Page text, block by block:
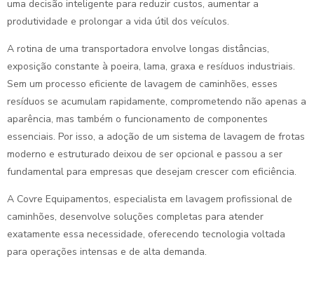
uma decisão inteligente para reduzir custos, aumentar a
produtividade e prolongar a vida útil dos veículos.
A rotina de uma transportadora envolve longas distâncias,
exposição constante à poeira, lama, graxa e resíduos industriais.
Sem um processo eficiente de lavagem de caminhões, esses
resíduos se acumulam rapidamente, comprometendo não apenas a
aparência, mas também o funcionamento de componentes
essenciais. Por isso, a adoção de um sistema de lavagem de frotas
moderno e estruturado deixou de ser opcional e passou a ser
fundamental para empresas que desejam crescer com eficiência.
A Covre Equipamentos, especialista em lavagem profissional de
caminhões, desenvolve soluções completas para atender
exatamente essa necessidade, oferecendo tecnologia voltada
para operações intensas e de alta demanda.